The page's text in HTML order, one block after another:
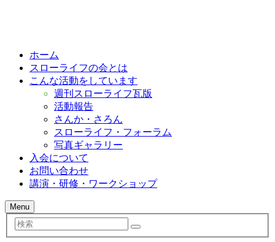
ホーム
スローライフの会とは
こんな活動をしています
週刊スローライフ瓦版
活動報告
さんか・さろん
スローライフ・フォーラム
写真ギャラリー
入会について
お問い合わせ
講演・研修・ワークショップ
Menu
検
索